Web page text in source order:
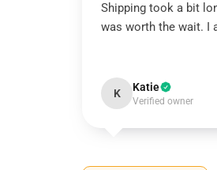
Shipping took a bit
was worth the wait. I
K Katie
Verified owner